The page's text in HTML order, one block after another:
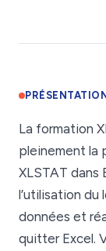
La formation
pleinement la
XLSTAT dans
l’utilisation du
données et
quitter Excel.